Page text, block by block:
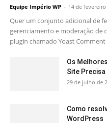
Equipe Império WP - 14 de
Quer um conjunto adicional de
gerenciamento e moderação de
plugin chamado Yoast Comment
Os
Site Precisa
29 de julho de
Como
WordPress